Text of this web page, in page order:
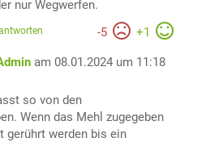
nur Wegwerfen.
-5 +1
am 08.01.2024 um 11:18
so von den
Wenn das Mehl zugegeben
gerührt werden bis ein